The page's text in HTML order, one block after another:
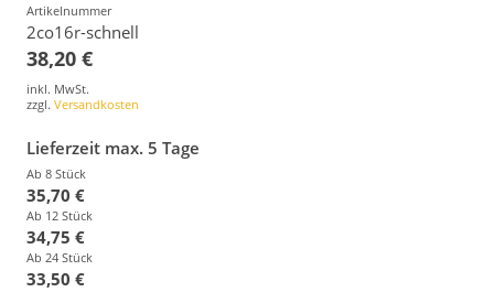
Artikelnummer
2co16r-schnell
38,20 €
inkl. MwSt.
zzgl. Versandkosten
Lieferzeit max. 5 Tage
Ab 8 Stück
35,70 €
Ab 12 Stück
34,75 €
Ab 24 Stück
33,50 €